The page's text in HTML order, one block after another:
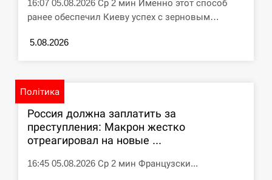
левиці
СЕРПЕНЬ
16:07 05.08.2026 Ср 2 мин Именно этот способ
ранее обеспечил Киеву успех с зерновым…
5.08.2026
Політика
Россия должна заплатить за
преступления: Макрон жестко
отреагировал на новые ...
16:45 05.08.2026 Ср 2 мин Французски...